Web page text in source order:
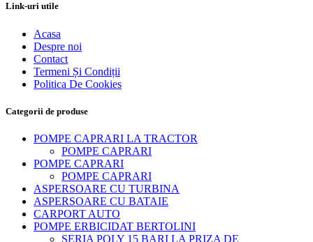
Link-uri utile
Acasa
Despre noi
Contact
Termeni Și Condiții
Politica De Cookies
Categorii de produse
POMPE CAPRARI LA TRACTOR
POMPE CAPRARI
POMPE CAPRARI
POMPE CAPRARI
ASPERSOARE CU TURBINA
ASPERSOARE CU BATAIE
CARPORT AUTO
POMPE ERBICIDAT BERTOLINI
SERIA POLY 15 BARI LA PRIZA DE